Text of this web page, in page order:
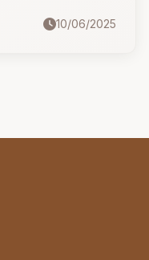
xảy ra khi
nguôi cho người
10/06/2025